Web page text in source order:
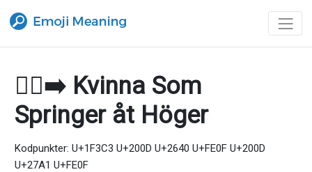
🏃‍♀️‍➡️ Kvinna Som
Springer åt Höger
Kodpunkter: U+1F3C3 U+200D U+2640 U+FE0F U+200D
U+27A1 U+FE0F